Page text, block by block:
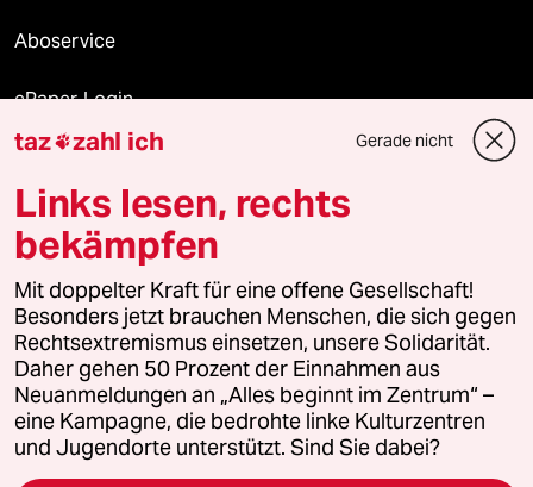
Aboservice
ePaper Login
Downloads für Abonnierende
© 2026 taz Verlags und Vertriebs GmbH
Alle Rechte vorbehalten. Bei rechtlichen Fragen oder für Genehmigungen
wenden Sie sich bitte an lizenzen@taz.de
Feedback Redaktionsstatut Kommune-Richtlinien
Leitlinie Informant Datenschutz Impressum AGB
taz zahl ich Gerade nicht
Links lesen, rechts
bekämpfen
Mit doppelter Kraft für eine offene Gesellschaft!
Besonders jetzt brauchen Menschen, die sich gegen
Rechtsextremismus einsetzen, unsere Solidarität.
Daher gehen 50 Prozent der Einnahmen aus
Neuanmeldungen an „Alles beginnt im Zentrum“ –
eine Kampagne, die bedrohte linke Kulturzentren
und Jugendorte unterstützt. Sind Sie dabei?